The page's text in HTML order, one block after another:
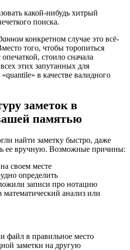
какой-нибудь хитрый
поиска.
конкретном случае это всё-
того, чтобы торопиться
стоило сначала
этих запутанных для
в качестве валидного
заметок в
памятью
найти заметку быстро, даже
ее вручную. Возможные причины:
своем месте
определить
записи про нотацию
математический анализ или
файл в правильное место
заметки на другую